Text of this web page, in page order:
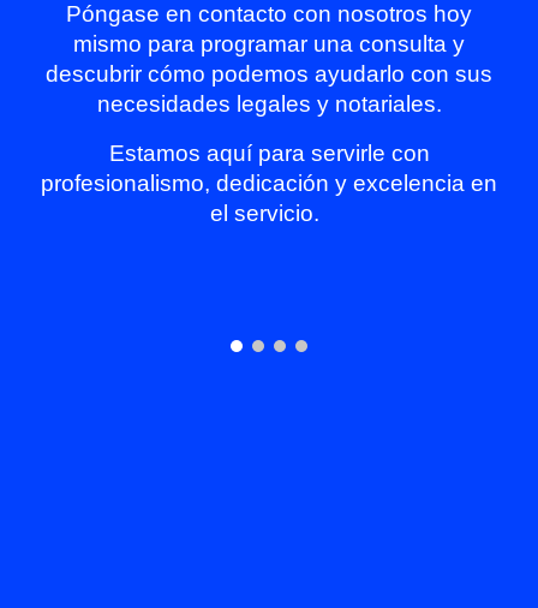
Póngase en contacto con nosotros hoy
mismo para programar una consulta y
descubrir cómo podemos ayudarlo con sus
necesidades legales y notariales.
Estamos aquí para servirle con
profesionalismo, dedicación y excelencia en
el servicio.